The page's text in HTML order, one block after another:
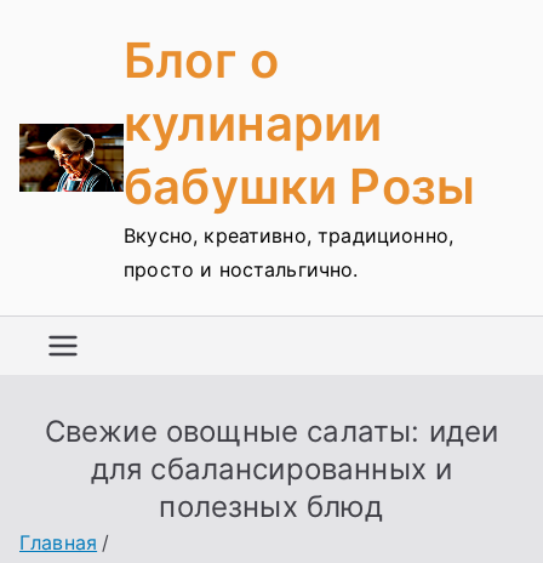
содержимомуБлог о
кулинарии
бабушки Розы
Вкусно, креативно, традиционно,
просто и ностальгично.
Свежие овощные салаты: идеи
для сбалансированных и
полезных блюд
Главная